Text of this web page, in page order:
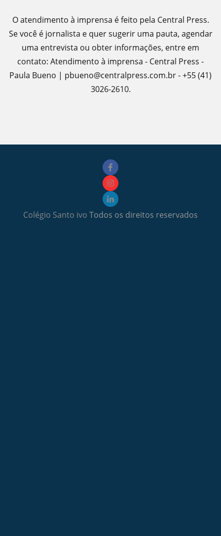
O atendimento à imprensa é feito pela Central Press.
Se você é jornalista e quer sugerir uma pauta, agendar
uma entrevista ou obter informações, entre em
contato: Atendimento à imprensa - Central Press -
Paula Bueno | pbueno@centralpress.com.br - +55 (41)
3026-2610.
Colégio Santo ivo Todos os direitos reservados